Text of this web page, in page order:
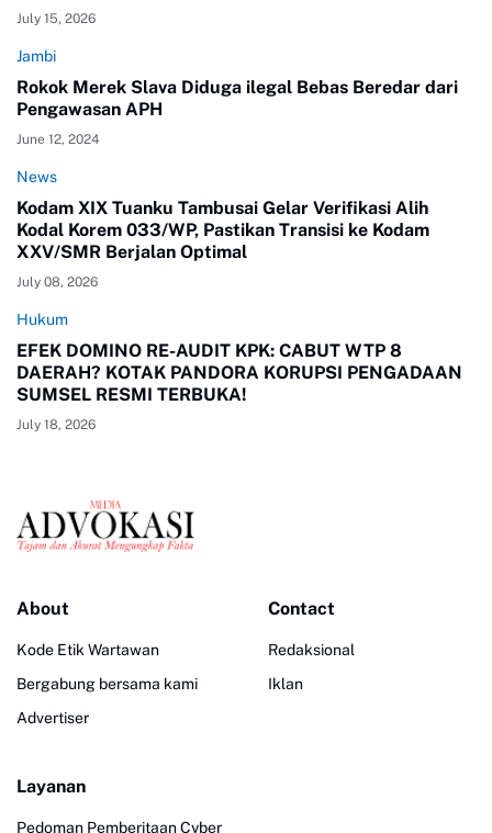
July 15, 2026
Jambi
Rokok Merek Slava Diduga ilegal Bebas Beredar dari
Pengawasan APH
June 12, 2024
News
Kodam XIX Tuanku Tambusai Gelar Verifikasi Alih
Kodal Korem 033/WP, Pastikan Transisi ke Kodam
XXV/SMR Berjalan Optimal
July 08, 2026
Hukum
EFEK DOMINO RE-AUDIT KPK: CABUT WTP 8
DAERAH? KOTAK PANDORA KORUPSI PENGADAAN
SUMSEL RESMI TERBUKA!
July 18, 2026
About
Kode Etik Wartawan
Bergabung bersama kami
Advertiser
Contact
Redaksional
Iklan
Layanan
Pedoman Pemberitaan Cyber